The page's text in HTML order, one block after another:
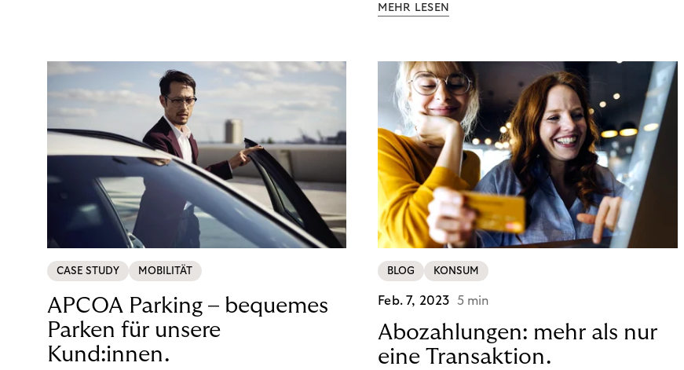
Finanzbildung ermöglicht. So bleiben Menschen
Unternehmen.
MEHR LESEN
CASE STUDY MOBILITÄT
APCOA Parking – bequemes
Parken für unsere
Kund:innen.
BLOG KONSUM
Feb. 7, 2023 5 min
Abozahlungen: mehr als nur
eine Transaktion.